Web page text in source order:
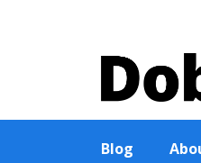
Blog